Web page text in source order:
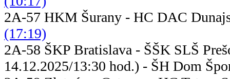
2A-57 HKM Šurany - HC DAC
(17:19)
2A-58 ŠKP Bratislava - ŠŠK
14.12.2025/13:30 hod.) - ŠH Dom